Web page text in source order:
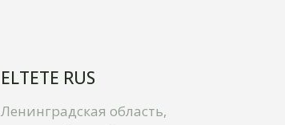
ELTETE RUS
Ленинградская область,